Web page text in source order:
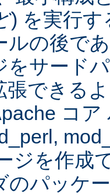
) を実行
ルの後で
をサード
張できる
コ
ジを作成
のパッケ